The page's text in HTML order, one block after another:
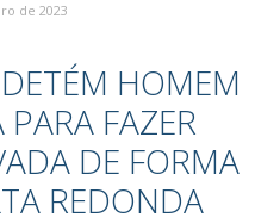
de 2023
HOMEM
FAZER
DE FORMA
REDONDA